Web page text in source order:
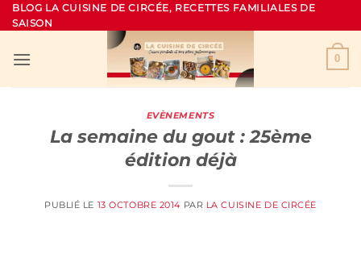
Passer
au
BLOG LA CUISINE DE CIRCÉE, RECETTES FAMILIALES DE
SAISON
0
EVÈNEMENTS
La semaine du gout : 25ème
édition déjà
PUBLIÉ LE 13 OCTOBRE 2014 PAR LA CUISINE DE CIRCÉE